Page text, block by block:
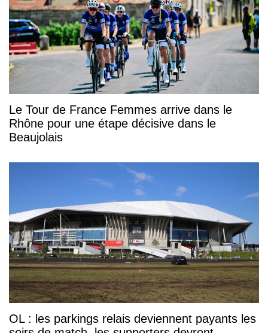
Le Tour de France Femmes arrive dans le
Rhône pour une étape décisive dans le
Beaujolais
OL : les parkings relais deviennent payants les